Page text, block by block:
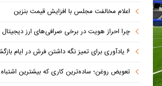
اعلام مخالفت مجلس با افزایش قیمت بنزین
چرا احراز هویت در برخی صرافی‌های ارز دیجیتال ضروری است؟
۶ یادآوری برای تمیز نگه داشتن فرش در ایام بازگشایی مدارس
تعویض روغن؛ ساده‌ترین کاری که بیشترین اشتباه در آن رخ می‌دهد